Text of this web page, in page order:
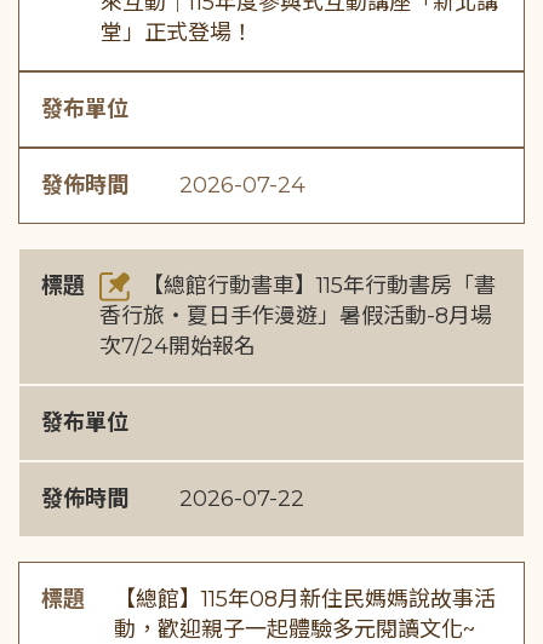
堂」正式登場！
發布單位
發佈時間 2026-07-24
標題
【總館行動書車】115年行動書房「書
香行旅・夏日手作漫遊」暑假活動-8月場
次7/24開始報名
發布單位
發佈時間 2026-07-22
標題
【總館】115年08月新住民媽媽說故事活
動，歡迎親子一起體驗多元閱讀文化~